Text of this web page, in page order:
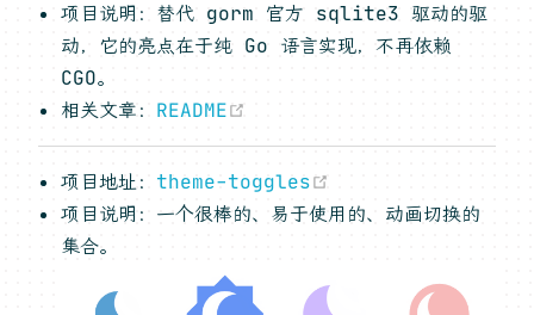
项目说明：替代 gorm 官方 sqlite3 驱动的驱
动，它的亮点在于纯 Go 语言实现，不再依赖
CGO。
相关文章： README
项目地址： theme-toggles
项目说明：一个很棒的、易于使用的、动画切换的
集合。